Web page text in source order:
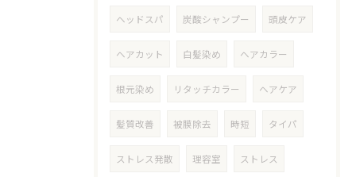
ヘッドスパ 炭酸シャンプー 頭皮ケア
ヘアカット 白髪染め ヘアカラー
根元染め リタッチカラー ヘアケア
髪質改善 被膜除去 時短 タイパ
ストレス発散 理容室 ストレス